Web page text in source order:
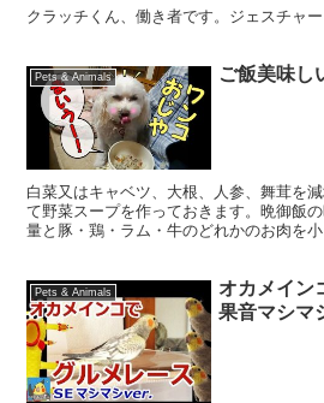
クラッチくん、働き者です。ジェスチャー
Pets & Animals ご飯美味し
白菜又はキャベツ、大根、人参、舞茸を
て野菜スープを作っておきます。晩御飯
量と豚・鶏・ラム・牛のどれかのお肉を
Pets & Animals
オカメイン
果音マシマ